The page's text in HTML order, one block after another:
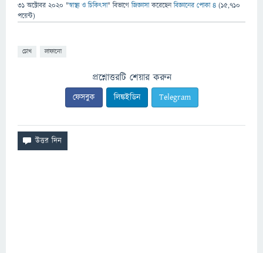
31 অক্টোবর 2020 "স্বাস্থ্য ও চিকিৎসা" বিভাগে জিজ্ঞাসাকরেছেনবিজ্ঞানের পোকা ৪ (15,710
পয়েন্ট)
চোখ লাফানো
প্রশ্নোত্তরটি শেয়ার করুন
ফেসবুক লিঙ্কইডিন Telegram